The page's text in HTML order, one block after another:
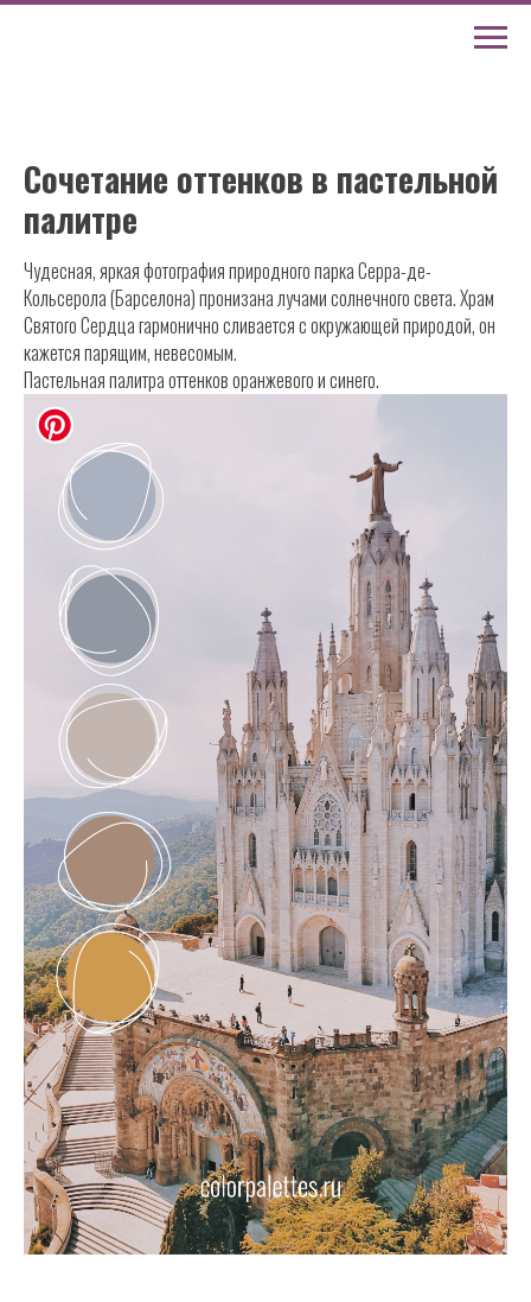
Сочетание оттенков в пастельной
палитре
Чудесная, яркая фотография природного парка Серра-де-
Кольсерола (Барселона) пронизана лучами солнечного света. Храм
Святого Сердца гармонично сливается с окружающей природой, он
кажется парящим, невесомым.
Пастельная палитра оттенков оранжевого и синего.